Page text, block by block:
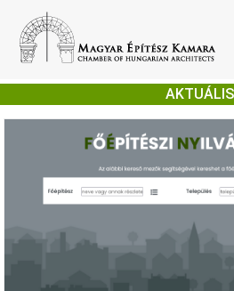
AKTUÁLIS